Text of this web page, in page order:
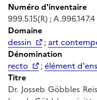
Numéro d'inventaire
999.5.15(R) ;
Domaine
dessin
; art
Dénomination
recto
;élément
Titre
Dr. Josseb Göbbles